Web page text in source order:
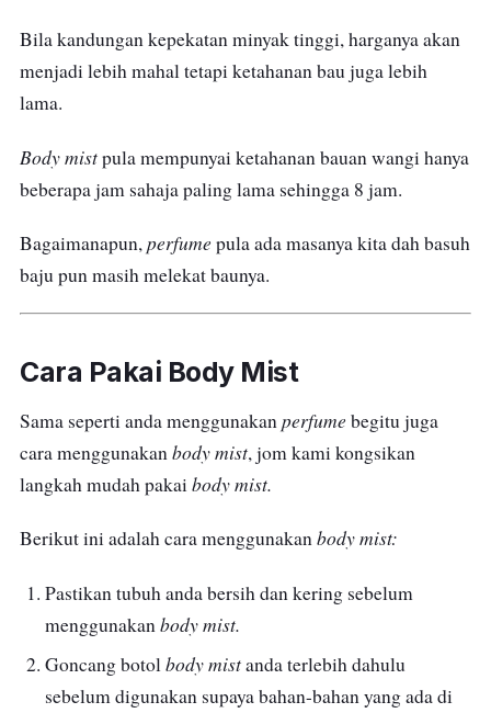
Bila kandungan kepekatan minyak tinggi, harganya akan
menjadi lebih mahal tetapi ketahanan bau juga lebih
lama.
Body mistpula mempunyai ketahanan bauan wangi hanya
beberapa jam sahaja paling lama sehingga 8 jam.
Bagaimanapun,perfume pula ada masanya kita dah basuh
baju pun masih melekat baunya.
Cara Pakai Body Mist
Sama seperti anda menggunakanperfume begitu juga
cara menggunakanbody mist, jom kami kongsikan
langkah mudah pakaibody mist.
Berikut ini adalah cara menggunakanbody mist:
Pastikan tubuh anda bersih dan kering sebelum
menggunakan body mist.
Goncang botol body mistanda terlebih dahulu
sebelum digunakan supaya bahan-bahan yang ada di